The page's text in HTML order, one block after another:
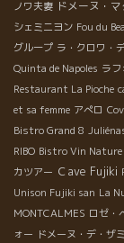
ノワ夫妻 ドメーヌ・
シェミニヨン Fou du
グループ ラ・クロワ・
Quinta de Napoles ラ
Restaurant La Pioche
et sa femme アぺロ
Bistro Grand 8
RIBO Bistro Vin Nature
カツアー Ｃave Fujiki
Unison Fujiki san La
MONTCALMES ロゼ・
ォー ドメーヌ・デ・ザ